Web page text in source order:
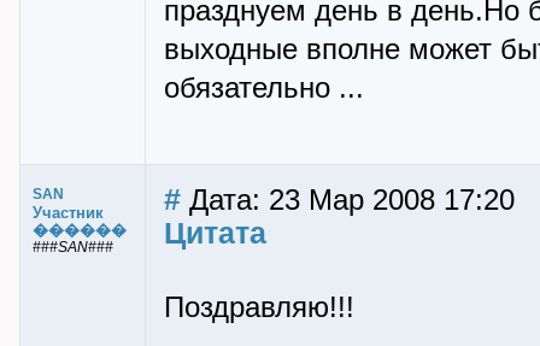
празднуем день в день.Но
выходные вполне может
обязательно ...
SAN
Участник
������
###SAN###
# Дата: 23 Мар 2008 17:20
Цитата
Поздравляю!!!